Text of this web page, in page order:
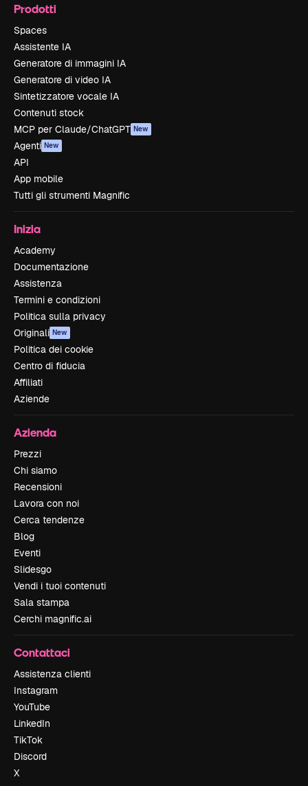
Prodotti
Spaces
Assistente IA
Generatore di immagini IA
Generatore di video IA
Sintetizzatore vocale IA
Contenuti stock
MCP per Claude/ChatGPT New
Agenti New
API
App mobile
Tutti gli strumenti Magnific
Inizia
Academy
Documentazione
Assistenza
Termini e condizioni
Politica sulla privacy
Originali New
Politica dei cookie
Centro di fiducia
Affiliati
Aziende
Azienda
Prezzi
Chi siamo
Recensioni
Lavora con noi
Cerca tendenze
Blog
Eventi
Slidesgo
Vendi i tuoi contenuti
Sala stampa
Cerchi magnific.ai
Contattaci
Assistenza clienti
Instagram
YouTube
LinkedIn
TikTok
Discord
X